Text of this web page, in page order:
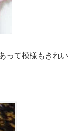
って模様もきれい